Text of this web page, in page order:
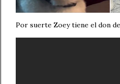
Por suerte Zoey tiene el don